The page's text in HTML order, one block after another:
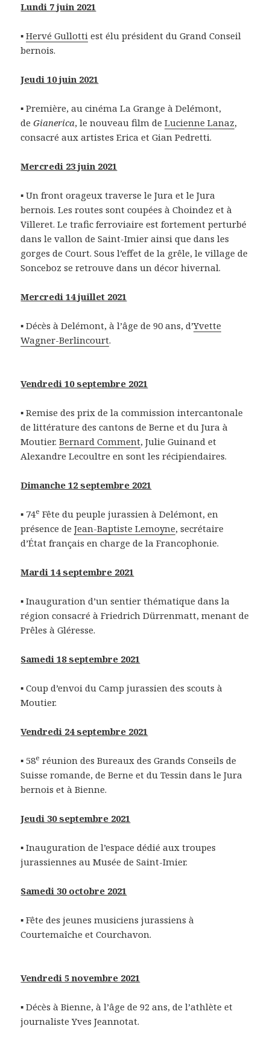
Lundi 7 juin 2021
▪Hervé Gullotti est élu président du Grand Conseil
bernois.
Jeudi 10 juin 2021
▪ Première, au cinéma La Grange à Delémont,
deGianerica, le nouveau film deLucienne Lanaz,
consacré aux artistes Erica et Gian Pedretti.
Mercredi 23 juin 2021
▪ Un front orageux traverse le Jura et le Jura
bernois. Les routes sont coupées à Choindez et à
Villeret. Le trafic ferroviaire est fortement perturbé
dans le vallon de Saint-Imier ainsi que dans les
gorges de Court. Sous l’effet de la grêle, le village de
Sonceboz se retrouve dans un décor hivernal.
Mercredi 14 juillet 2021
▪ Décès à Delémont, à l’âge de 90 ans, d’Yvette
Wagner-Berlincourt.
Vendredi 10 septembre 2021
▪ Remise des prix de la commission intercantonale
de littérature des cantons de Berne et du Jura à
Moutier.Bernard Comment, Julie Guinand et
Alexandre Lecoultre en sont les récipiendaires.
Dimanche 12 septembre 2021
▪ 74e Fête du peuple jurassien à Delémont, en
présence deJean-Baptiste Lemoyne, secrétaire
d’État français en charge de la Francophonie.
Mardi 14 septembre 2021
▪ Inauguration d’un sentier thématique dans la
région consacré à Friedrich Dürrenmatt, menant de
Prêles à Gléresse.
Samedi 18 septembre 2021
▪ Coup d’envoi du Camp jurassien des scouts à
Moutier.
Vendredi 24 septembre 2021
▪ 58e réunion des Bureaux des Grands Conseils de
Suisse romande, de Berne et du Tessin dans le Jura
bernois et à Bienne.
Jeudi 30 septembre 2021
▪ Inauguration de l’espace dédié aux troupes
jurassiennes au Musée de Saint-Imier.
Samedi 30 octobre 2021
▪ Fête des jeunes musiciens jurassiens à
Courtemaîche et Courchavon.
Vendredi 5 novembre 2021
▪ Décès à Bienne, à l’âge de 92 ans, de l’athlète et
journaliste Yves Jeannotat.